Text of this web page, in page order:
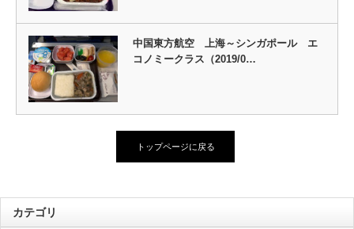
中国東方航空 上海～シンガポール エ
コノミークラス（2019/0…
トップページに戻る
カテゴリ